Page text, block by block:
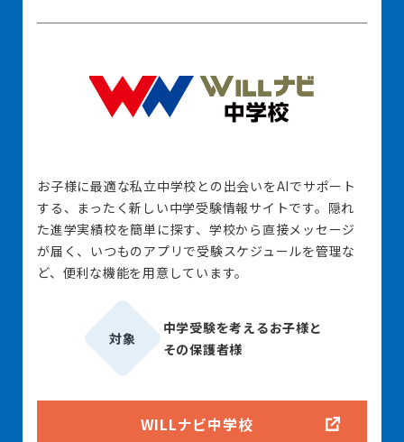
お子様に最適な私立中学校との出会いをAIでサポート
する、まったく新しい中学受験情報サイトです。隠れ
た進学実績校を簡単に探す、学校から直接メッセージ
が届く、いつものアプリで受験スケジュールを管理な
ど、便利な機能を用意しています。
対象
中学受験を考えるお子様と
その保護者様
WILLナビ中学校